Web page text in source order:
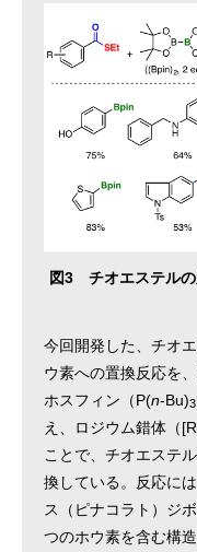
図3 チオエステルの
今回開発した、チオ
ウ素への置換反応を
ホスフィン（P(n-Bu)3
え、ロジウム錯体（
ことで、チオエステ
換している。反応に
ス（ピナコラト）ジ
つのホウ素を含む構